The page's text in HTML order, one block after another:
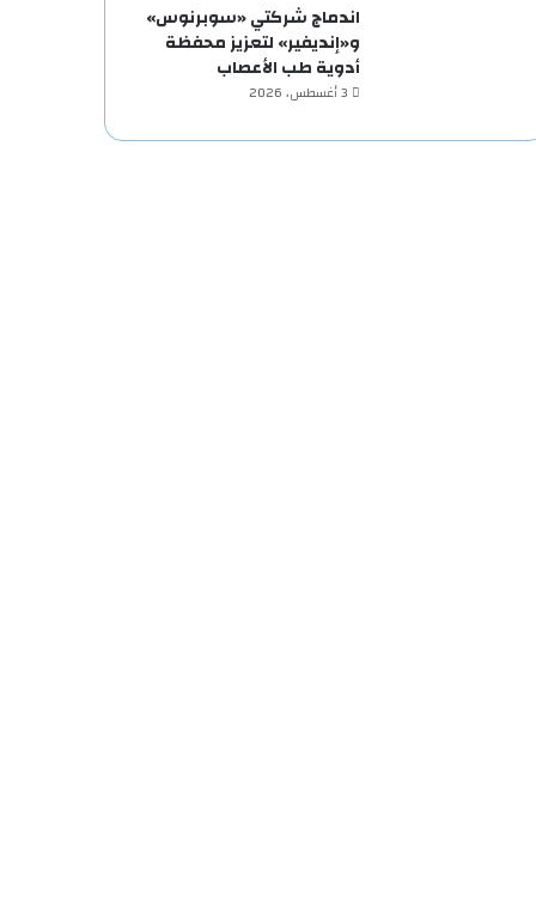
اندماج شركتي «سوبرنوس»
و«إنديفير» لتعزيز محفظة
أدوية طب الأعصاب
3 أغسطس، 2026